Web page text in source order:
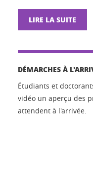
LIRE LA SUITE
DÉMARCHES À
Étudiants et
vidéo un aperçu des
attendent à l'arrivée.